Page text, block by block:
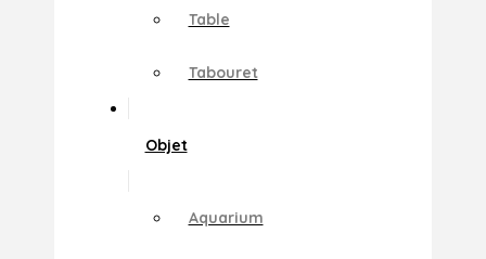
Table
Tabouret
Objet
Aquarium